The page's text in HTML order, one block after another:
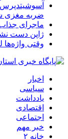
ضربه مغزی
ماجرای
ژاپن دست
وقتی
اخبار
سیاسی
یادداشت
اقتصادی
اجتماعی
خبر مهم
خانه ۲